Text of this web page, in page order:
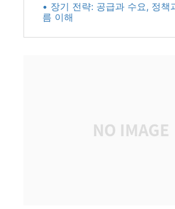
• 장기 전략: 공급과 수요, 정책
름 이해